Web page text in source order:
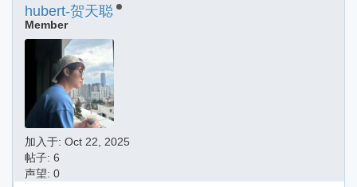
hubert-贺天聪
Member
加入于: Oct 22, 2025
帖子: 6
声望: 0